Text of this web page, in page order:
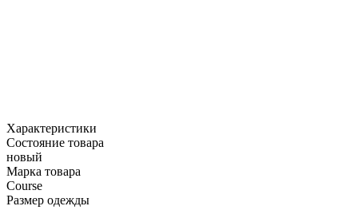
Характеристики
Состояние товара
новый
Марка товара
Course
Размер одежды